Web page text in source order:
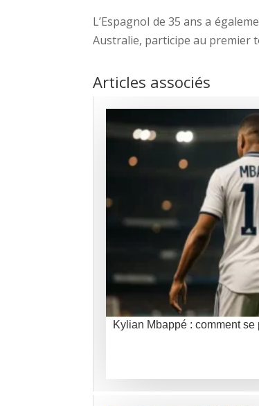
L’Espagnol de 35 ans a
Australie, participe au premier
Articles associés
Kylian Mbappé : comment se